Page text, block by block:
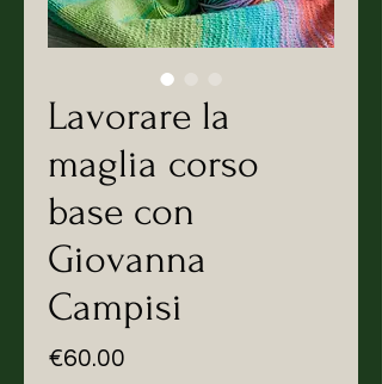
Lavorare la
maglia corso
base con
Giovanna
Campisi
€60.00